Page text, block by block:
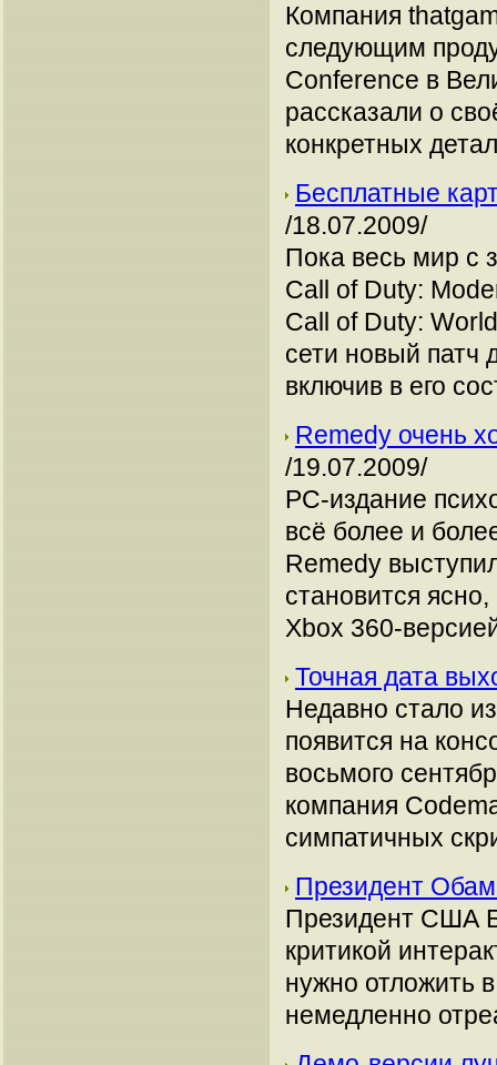
Компания
следующим
Conference в
рассказали о
конкретных
Бесплатные
/18.07.2009/
Пока весь мир с
Call of Duty:
Call of Duty:
сети новый патч
включив в его
Remedy очень
/19.07.2009/
PC-издание
всё более и
Remedy
становится
Xbox 360-
Точная дата
Недавно стало
появится на
восьмого
компания
симпатичных
Президент
Президент США
критикой
нужно отложить
немедленно